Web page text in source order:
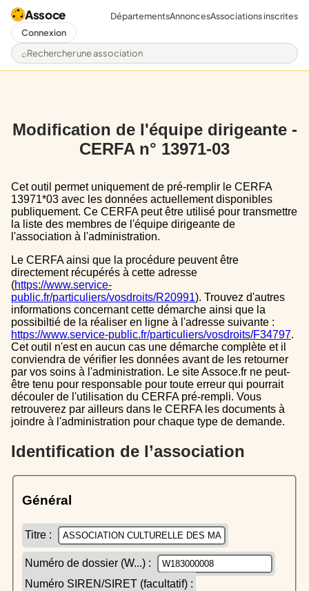
Assoce
Rechercher une association
DépartementsAnnoncesAssociations inscrites
Connexion
Modification de l'équipe dirigeante -
CERFA n° 13971-03
Cet outil permet uniquement de pré-remplir le CERFA
13971*03 avec les données actuellement disponibles
publiquement. Ce CERFA peut être utilisé pour transmettre
la liste des membres de l'équipe dirigeante de
l'association à l'administration.
Le CERFA ainsi que la procédure peuvent être
directement récupérés à cette adresse
(https://www.service-
public.fr/particuliers/vosdroits/R20991). Trouvez d'autres
informations concernant cette démarche ainsi que la
possibiltié de la réaliser en ligne à l'adresse suivante :
https://www.service-public.fr/particuliers/vosdroits/F34797.
Cet outil n'est en aucun cas une démarche complète et il
conviendra de vérifier les données avant de les retourner
par vos soins à l'administration. Le site Assoce.fr ne peut-
être tenu pour responsable pour toute erreur qui pourrait
découler de l'utilisation du CERFA pré-rempli. Vous
retrouverez par ailleurs dans le CERFA les documents à
joindre à l'administration pour chaque type de demande.
Identification de l’association
Général
Titre :
Numéro de dossier (W...) :
Numéro SIREN/SIRET (facultatif) :